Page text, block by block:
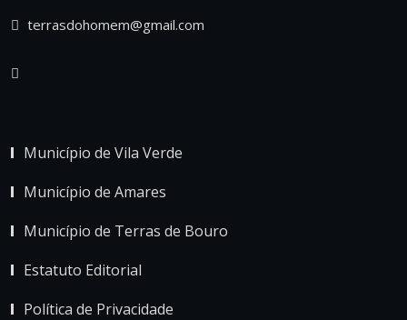
terrasdohomem@gmail.com
Município de Vila Verde
Município de Amares
Município de Terras de Bouro
Estatuto Editorial
Política de Privacidade